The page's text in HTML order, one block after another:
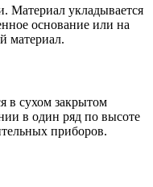
Материал укладывается
основание или на
материал.
в сухом закрытом
в один ряд по высоте
приборов.